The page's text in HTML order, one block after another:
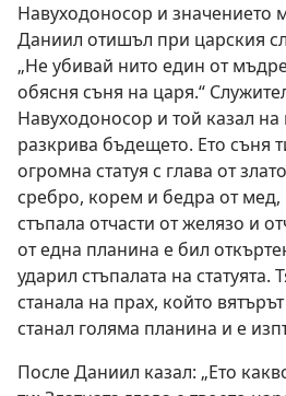
Навуходоносор и значението
Даниил отишъл при царския
„Не убивай нито един от
обясня съня на царя.“
Навуходоносор и той казал на
разкрива бъдещето. Ето съня
огромна статуя с глава от
сребро, корем и бедра от мед,
стъпала отчасти от желязо и
от една планина е бил
ударил стъпалата на статуята.
станала на прах, който
станал голяма планина и е
После Даниил казал: „Ето